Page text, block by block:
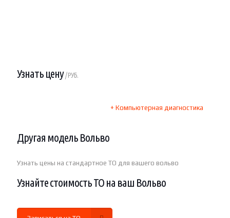
Узнать цену/ РУБ.
+ Компьютерная диагностика
Другая модель Вольво
Узнать цены на стандартное ТО для вашего вольво
Узнайте стоимость ТО на ваш Вольво